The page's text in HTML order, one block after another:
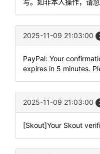
2025-11-09 21:03:00
PayPal: Your
expires in 5 minutes.
2025-11-09 21:03:00
[Skout]Your Skout